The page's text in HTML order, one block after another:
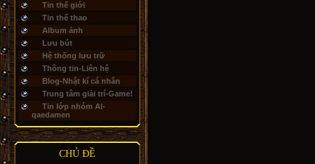
Tin thế giới
Tin thể thao
Album ảnh
Lưu bút
Hệ thống lưu trữ
Thông tin-Liên hệ
Blog-Nhật kí cá nhân
Trung tâm giải trí-Game!
Tin lớp nhóm Al-
qaedamen
CHỦ ĐỀ